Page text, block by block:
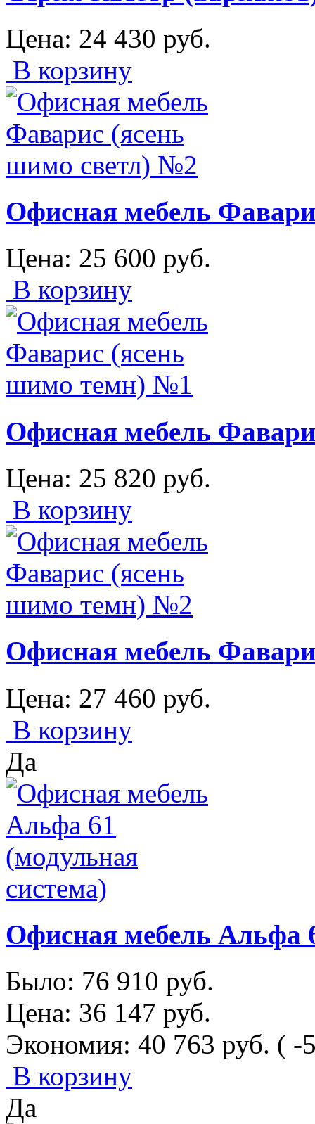
Цена: 24 430 руб.
В корзину
Офисная мебель
Цена: 25 600 руб.
В корзину
Офисная мебель
Цена: 25 820 руб.
В корзину
Офисная мебель
Цена: 27 460 руб.
В корзину
Да
Офисная мебель Альфа
Было: 76 910 руб.
Цена: 36 147 руб.
Экономия: 40 763 руб. ( -
В корзину
Да